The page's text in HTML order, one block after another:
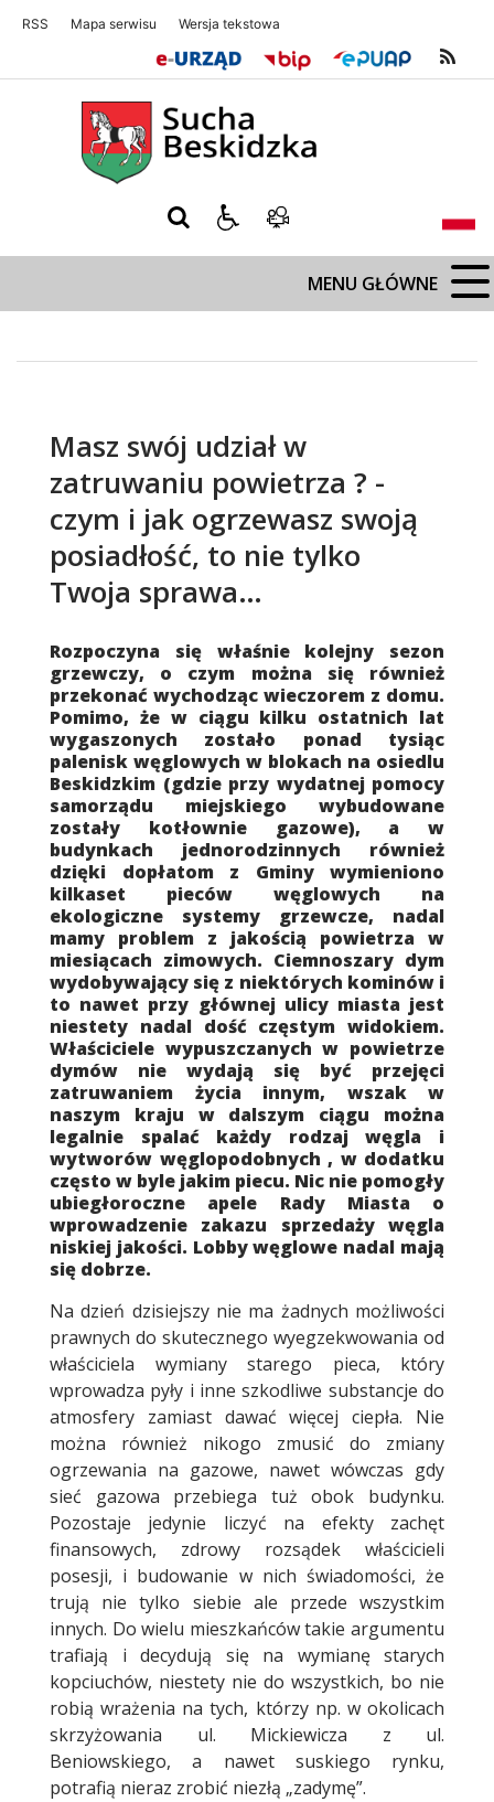
RSS Mapa serwisu Wersja tekstowa
Sucha Beskidzka
MENU GŁÓWNE
Masz swój udział w
zatruwaniu powietrza ? -
czym i jak ogrzewasz swoją
posiadłość, to nie tylko
Twoja sprawa…
Treść
Rozpoczyna się właśnie kolejny sezon
grzewczy, o czym można się również
przekonać wychodząc wieczorem z domu.
Pomimo, że w ciągu kilku ostatnich lat
wygaszonych zostało ponad tysiąc
palenisk węglowych w blokach na osiedlu
Beskidzkim (gdzie przy wydatnej pomocy
samorządu miejskiego wybudowane
zostały kotłownie gazowe), a w
budynkach jednorodzinnych również
dzięki dopłatom z Gminy wymieniono
kilkaset pieców węglowych na
ekologiczne systemy grzewcze, nadal
mamy problem z jakością powietrza w
miesiącach zimowych. Ciemnoszary dym
wydobywający się z niektórych kominów i
to nawet przy głównej ulicy miasta jest
niestety nadal dość częstym widokiem.
Właściciele wypuszczanych w powietrze
dymów nie wydają się być przejęci
zatruwaniem życia innym, wszak w
naszym kraju w dalszym ciągu można
legalnie spalać każdy rodzaj węgla i
wytworów węglopodobnych , w dodatku
często w byle jakim piecu. Nic nie pomogły
ubiegłoroczne apele Rady Miasta o
wprowadzenie zakazu sprzedaży węgla
niskiej jakości. Lobby węglowe nadal mają
się dobrze.
Na dzień dzisiejszy nie ma żadnych możliwości
prawnych do skutecznego wyegzekwowania od
właściciela wymiany starego pieca, który
wprowadza pyły i inne szkodliwe substancje do
atmosfery zamiast dawać więcej ciepła. Nie
można również nikogo zmusić do zmiany
ogrzewania na gazowe, nawet wówczas gdy
sieć gazowa przebiega tuż obok budynku.
Pozostaje jedynie liczyć na efekty zachęt
finansowych, zdrowy rozsądek właścicieli
posesji, i budowanie w nich świadomości, że
trują nie tylko siebie ale przede wszystkim
innych. Do wielu mieszkańców takie argumentu
trafiają i decydują się na wymianę starych
kopciuchów, niestety nie do wszystkich, bo nie
robią wrażenia na tych, którzy np. w okolicach
skrzyżowania ul. Mickiewicza z ul.
Beniowskiego, a nawet suskiego rynku,
potrafią nieraz zrobić niezłą „zadymę”.